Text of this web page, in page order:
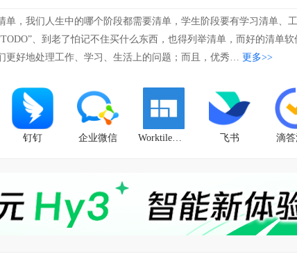
单，我们人生中的哪个阶段都需要清单，学生阶段要有学习清单、
、到老了怕记不住买什么东西，也得列举清单，而好的清单软
更好地处理工作、学习、生活上的问题；而且，优秀… 更多>>
钉钉 企业微信 Worktile电脑版 飞书 滴